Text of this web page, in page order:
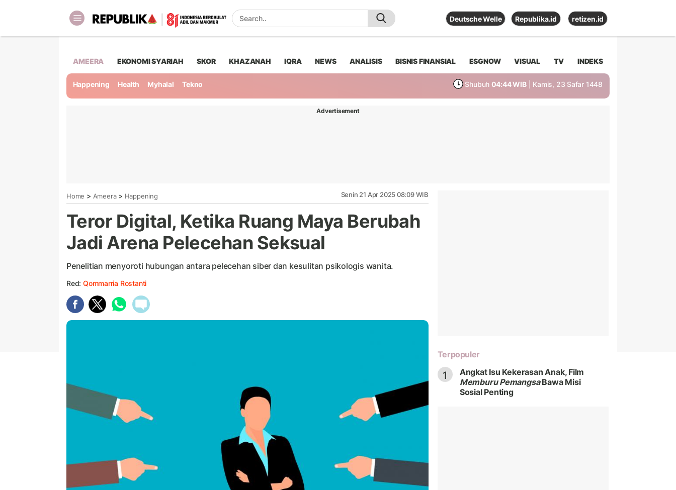
Deutsche Welle Republika.id retizen.id
AMEERA EKONOMI SYARIAH SKOR KHAZANAH IQRA NEWS ANALISIS BISNIS FINANSIAL ESGNOW VISUAL TV INDEKS
Happening Health Myhalal Tekno Shubuh 04:44 WIB | Kamis, 23 Safar 1448
Advertisement
Home > Ameera> Happening Senin 21 Apr 2025 08:09 WIB
Teror Digital, Ketika Ruang Maya Berubah
Jadi Arena Pelecehan Seksual
Penelitian menyoroti hubungan antara pelecehan siber dan kesulitan psikologis wanita.
Red: Qommarria Rostanti
Terpopuler
1
Angkat Isu Kekerasan Anak, Film
Memburu PemangsaBawa Misi
Sosial Penting